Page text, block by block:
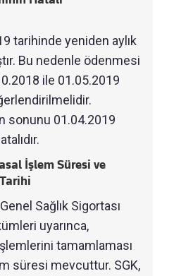
tarihinde yeniden aylık
Bu nedenle ödenmesi
ile 01.05.2019
sonunu 01.04.2019
İşlem Süresi ve
Sağlık Sigortası
uyarınca,
tamamlaması
süresi mevcuttur. SGK,